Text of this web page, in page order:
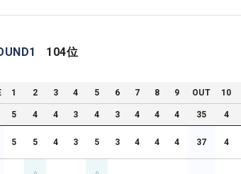
1 104位
1 2 3 4 5 6 7 8 9 OUT 10
5 4 4 3 4 3 4 4 4 35 4
5 5 4 3 5 3 4 4 4 37 4